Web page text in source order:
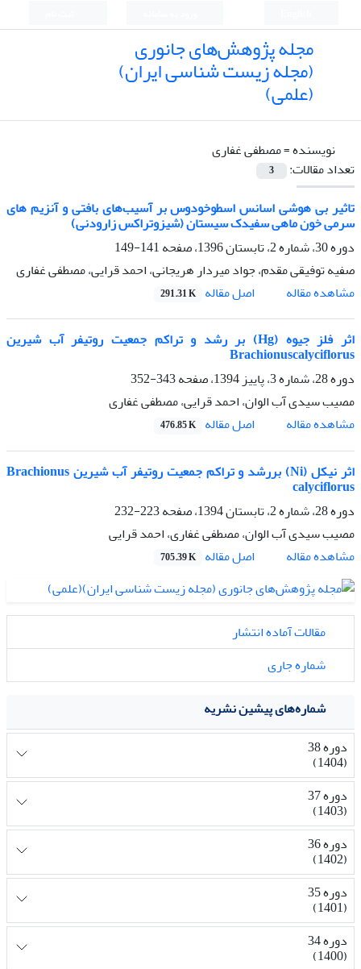
مجله پژوهش‌های جانوری
(مجله زیست شناسی ایران)
(علمی)
نویسنده =مصطفی غفاری
تعداد مقالات:
3
تاثیر بی هوشی اسانس اسطوخودوس بر آسیب‌های بافتی و آنزیم های
سرمی خون ماهی سفیدک سیستان (شیزوتراکس زارودنی)
دوره 30، شماره 2، تابستان 1396، صفحه
141-149
صفیه توفیقی مقدم، جواد میردار هریجانی، احمد قرایی، مصطفی غفاری
مشاهده مقاله
اصل مقاله 291.31 K
اثر فلز جیوه (Hg) بر رشد و تراکم جمعیت روتیفر آب شیرین
Brachionuscalyciflorus
دوره 28، شماره 3، پاییز 1394، صفحه
343-352
مصیب سیدی آب الوان، احمد قرایی، مصطفی غفاری
مشاهده مقاله
اصل مقاله 476.85 K
اثر نیکل (Ni) بررشد و تراکم جمعیت روتیفر آب شیرین Brachionus
calyciflorus
دوره 28، شماره 2، تابستان 1394، صفحه
223-232
مصیب سیدی آب الوان، مصطفی غفاری، احمد قرایی
مشاهده مقاله
اصل مقاله 705.39 K
مقالات آماده انتشار
شماره جاری
شماره‌های پیشین نشریه
دوره 38
(1404)
دوره 37
(1403)
دوره 36
(1402)
دوره 35
(1401)
دوره 34
(1400)